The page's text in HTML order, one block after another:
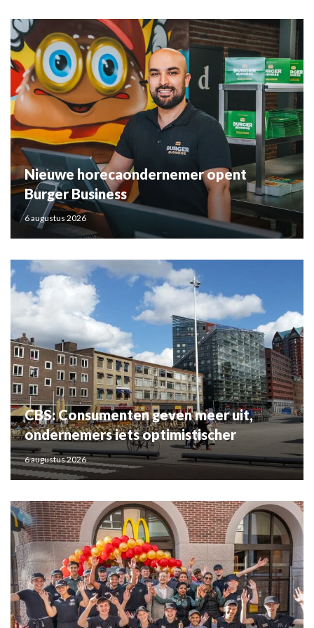
Nieuwe horecaondernemer opent
Burger Business
6 augustus 2026
CBS: Consumenten geven meer uit,
ondernemers iets optimistischer
6 augustus 2026